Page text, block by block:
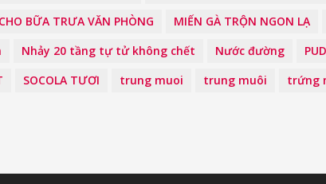
BỮA TRƯA VĂN PHÒNG MIẾN GÀ TRỘN NGON LẠ
Nhảy 20 tầng tự tử không chết Nước đường
SOCOLA TƯƠI trung muoi trung muôi trứng